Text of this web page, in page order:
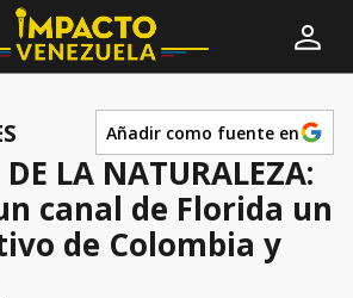
Añadir como fuente en
DE LA NATURALEZA:
canal de Florida un
de Colombia y